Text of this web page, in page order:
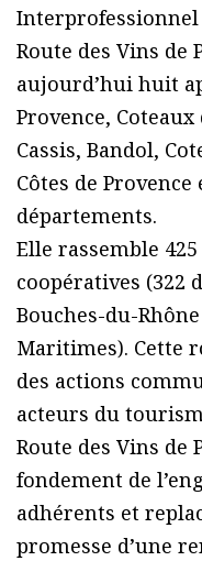
Interprofessionnel
Route des Vins de
aujourd’hui huit
Provence, Coteaux
Cassis, Bandol,
Côtes de
départements.
Elle rassemble
coopératives (322
Bouches-du-
Maritimes). Cette
des actions
acteurs du
Route des Vins de
fondement de
adhérents et
promesse d’une